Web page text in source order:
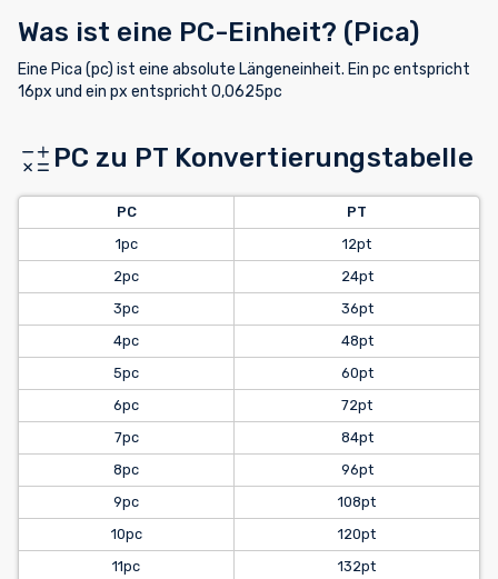
Was ist eine PC-Einheit? (Pica)
Eine Pica (pc) ist eine absolute Längeneinheit. Ein pc entspricht
16px und ein px entspricht 0,0625pc
PC zu PT Konvertierungstabelle
PC
PT
1pc
12pt
2pc
24pt
3pc
36pt
4pc
48pt
5pc
60pt
6pc
72pt
7pc
84pt
8pc
96pt
9pc
108pt
10pc
120pt
11pc
132pt